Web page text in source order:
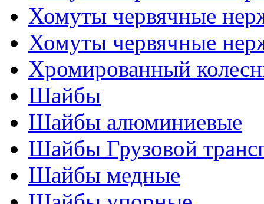
Хомуты червячные
Хомуты червячные
Хромированный
Шайбы
Шайбы алюминиевые
Шайбы Грузовой
Шайбы медные